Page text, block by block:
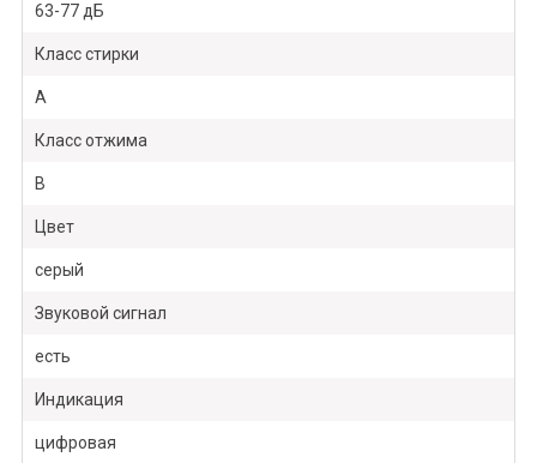
63-77 дБ
Класс стирки
A
Класс отжима
B
Цвет
серый
Звуковой сигнал
есть
Индикация
цифровая